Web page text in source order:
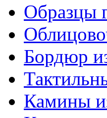
Образцы
Бордюр
Камины